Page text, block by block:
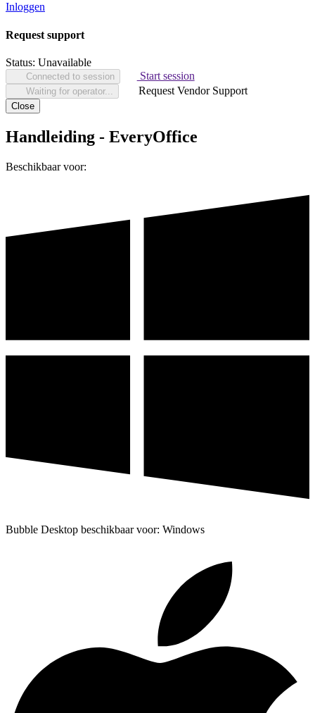
Inloggen
Request support
Status: Unavailable
Connected to session Start session
Waiting for operator... Request Vendor Support
Close
Handleiding - EveryOffice
Beschikbaar voor:
Bubble Desktop beschikbaar voor: Windows